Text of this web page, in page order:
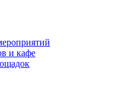
и кафе